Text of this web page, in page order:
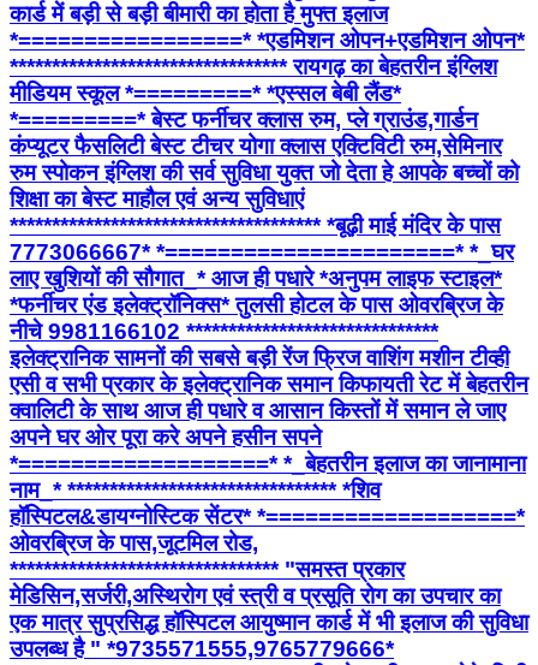
कार्ड में बड़ी से बड़ी बीमारी का होता है मुफ्त इलाज
*=================* *एडमिशन ओपन+एडमिशन ओपन*
********************************* रायगढ़ का बेहतरीन इंग्लिश
मीडियम स्कूल *=========* *एस्सल बेबी लैंड*
*=========* बेस्ट फर्नीचर क्लास रुम, प्ले ग्राउंड,गार्डन
कंप्यूटर फैसलिटी बेस्ट टीचर योगा क्लास एक्टिविटी रुम,सेमिनार
रुम स्पोकन इंग्लिश की सर्व सुविधा युक्त जो देता हे आपके बच्चों को
शिक्षा का बेस्ट माहौल एवं अन्य सुविधाएं
************************************* *बूढ़ी माई मंदिर के पास
7773066667* *======================* *_घर
लाए खुशियों की सौगात_* आज ही पधारे *अनुपम लाइफ स्टाइल*
*फर्नीचर एंड इलेक्ट्रॉनिक्स* तुलसी होटल के पास ओवरब्रिज के
नीचे 9981166102 ******************************
इलेक्ट्रानिक सामनों की सबसे बड़ी रेंज फ्रिज वाशिंग मशीन टीव्ही
एसी व सभी प्रकार के इलेक्ट्रानिक समान किफायती रेट में बेहतरीन
क्वालिटी के साथ आज ही पधारे व आसान किस्तों में समान ले जाए
अपने घर ओर पूरा करे अपने हसीन सपने
*===================* *_बेहतरीन इलाज का जानामाना
नाम_* ******************************** *शिव
हॉस्पिटल&डायग्नोस्टिक सेंटर* *===================*
ओवरब्रिज के पास,जूटमिल रोड,
******************************** "समस्त प्रकार
मेडिसिन,सर्जरी,अस्थिरोग एवं स्त्री व प्रसूति रोग का उपचार का
एक मात्र सुप्रसिद्ध हॉस्पिटल आयुष्मान कार्ड में भी इलाज की सुविधा
उपलब्ध है " *9735571555,9765779666*